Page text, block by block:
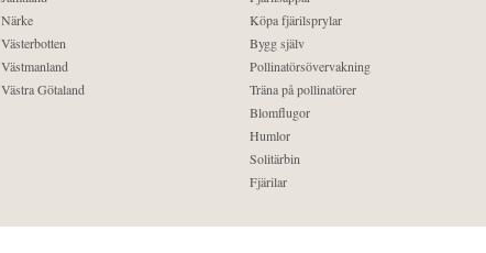
Närke
Västerbotten
Västmanland
Västra Götaland
Köpa fjärilsprylar
Bygg själv
Pollinatörsövervakning
Träna på pollinatörer
Blomflugor
Humlor
Solitärbin
Fjärilar